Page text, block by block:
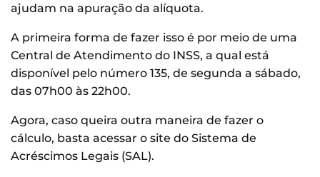
ajudam na apuração da alíquota.
A primeira forma de fazer isso é por meio de uma
Central de Atendimento do INSS, a qual está
disponível pelo número 135, de segunda a sábado,
das 07h00 às 22h00.
Agora, caso queira outra maneira de fazer o
cálculo, basta acessar o site do Sistema de
Acréscimos Legais (SAL).